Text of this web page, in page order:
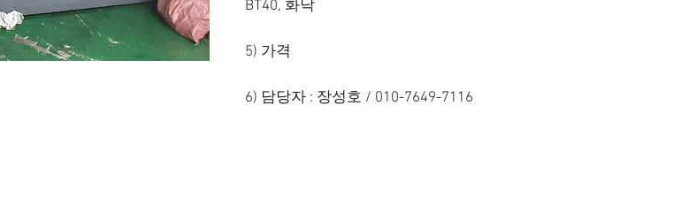
BT40, 화낙
5) 가격
6) 담당자 : 장성호 / 010-7649-7116